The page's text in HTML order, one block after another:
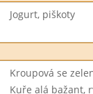
Jogurt, piškoty
Kroupová se
Kuře alá bažant,